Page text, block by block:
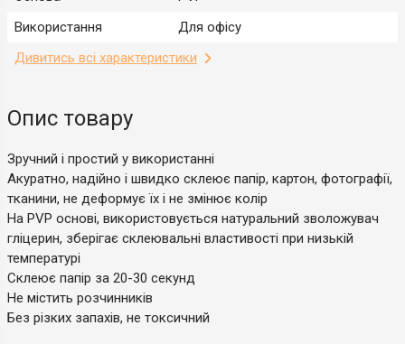
Використання
Для офісу
Дивитись всі характеристики
Опис товару
Зручний і простий у використанні
Акуратно, надійно і швидко склеює папір, картон, фотографії,
тканини, не деформує їх і не змінює колір
На PVP основі, використовується натуральний зволожувач
гліцерин, зберігає склеювальні властивості при низькій
температурі
Склеює папір за 20-30 секунд
Не містить розчинників
Без різких запахів, не токсичний